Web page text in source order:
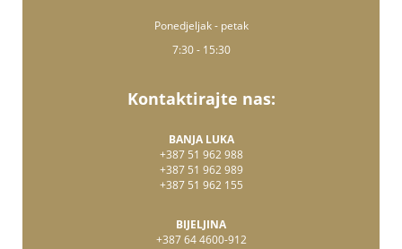
Ponedjeljak - petak
7:30 - 15:30
Kontaktirajte nas:
BANJA LUKA
+387 51 962 988
+387 51 962 989
+387 51 962 155
BIJELJINA
+387 64 4600-912